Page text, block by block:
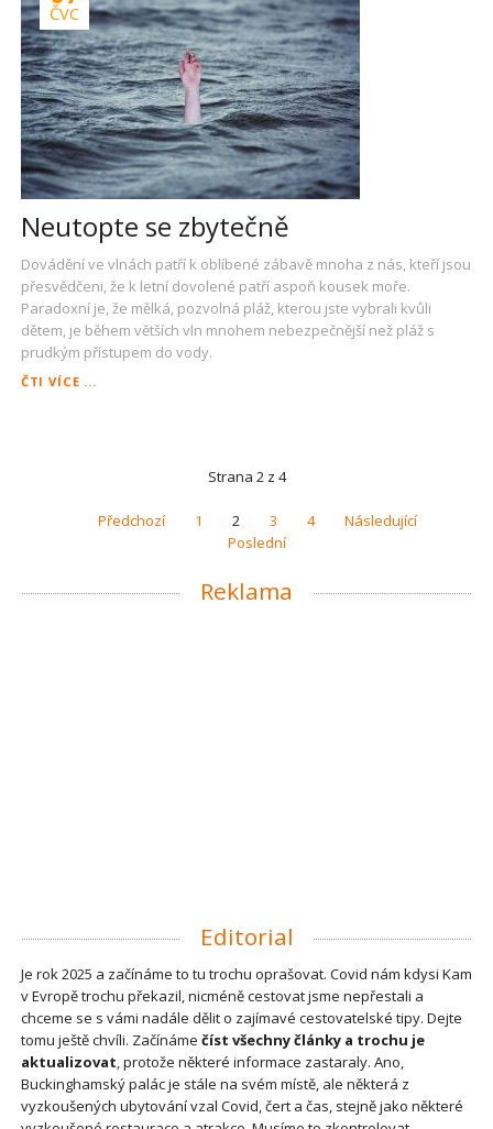
LIPSKU
ČVC
Neutopte se zbytečně
Dovádění ve vlnách patří k oblíbené zábavě mnoha z nás, kteří jsou
přesvědčeni, že k letní dovolené patří aspoň kousek moře.
Paradoxní je, že mělká, pozvolná pláž, kterou jste vybrali kvůli
dětem, je během větších vln mnohem nebezpečnější než pláž s
prudkým přístupem do vody.
ČTI VÍCE ...
Strana 2 z 4
Předchozí 1 2 3 4
Následující
Poslední
Reklama
Editorial
Je rok 2025 a začínáme to tu trochu oprašovat. Covid nám kdysi Kam
v Evropě trochu překazil, nicméně cestovat jsme nepřestali a
chceme se s vámi nadále dělit o zajímavé cestovatelské tipy. Dejte
tomu ještě chvíli. Začínáme číst všechny články a trochu je
aktualizovat, protože některé informace zastaraly. Ano,
Buckinghamský palác je stále na svém místě, ale některá z
vyzkoušených ubytování vzal Covid, čert a čas, stejně jako některé